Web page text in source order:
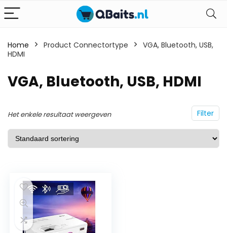
Home Product Connectortype
VGA, Bluetooth, USB,
HDMI
VGA, Bluetooth, USB, HDMI
Filter
Het enkele resultaat weergeven